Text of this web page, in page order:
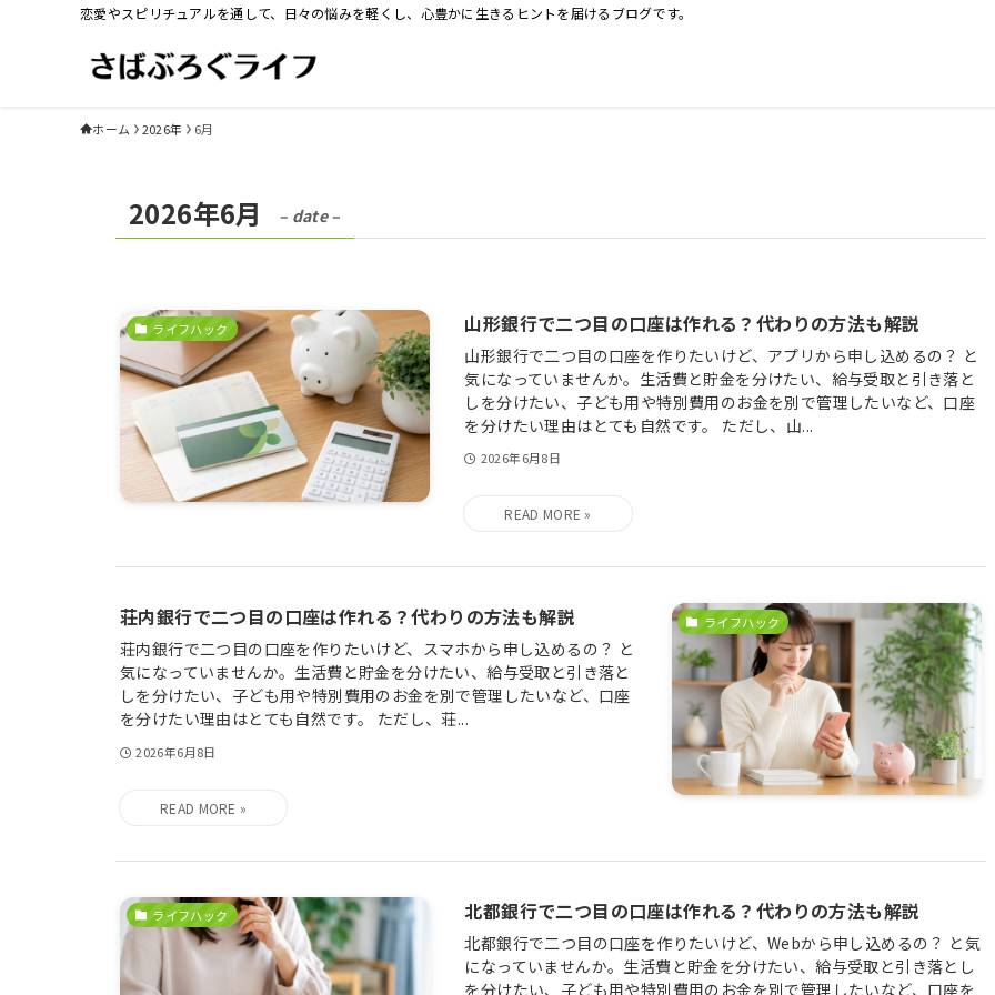
恋愛やスピリチュアルを通して、日々の悩みを軽くし、心豊かに生きるヒントを届けるブログです。
ホーム 2026年 6月
2026年6月 – date –
ライフハック 山形銀行で二つ目の口座は作れる？代わりの方法も解説
山形銀行で二つ目の口座を作りたいけど、アプリから申し込めるの？ と
気になっていませんか。生活費と貯金を分けたい、給与受取と引き落と
しを分けたい、子ども用や特別費用のお金を別で管理したいなど、口座
を分けたい理由はとても自然です。 ただし、山...
2026年6月8日
ライフハック
荘内銀行で二つ目の口座は作れる？代わりの方法も解説
荘内銀行で二つ目の口座を作りたいけど、スマホから申し込めるの？ と
気になっていませんか。生活費と貯金を分けたい、給与受取と引き落と
しを分けたい、子ども用や特別費用のお金を別で管理したいなど、口座
を分けたい理由はとても自然です。 ただし、荘...
2026年6月8日
ライフハック 北都銀行で二つ目の口座は作れる？代わりの方法も解説
北都銀行で二つ目の口座を作りたいけど、Webから申し込めるの？ と気
になっていませんか。生活費と貯金を分けたい、給与受取と引き落とし
を分けたい、子ども用や特別費用のお金を別で管理したいなど、口座を